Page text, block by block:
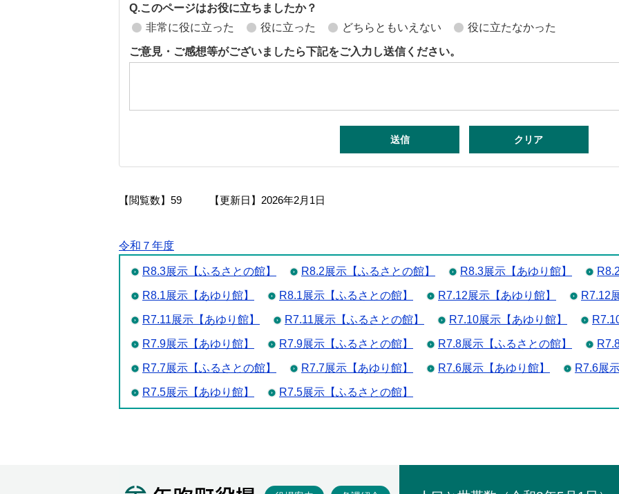
Q.このページはお役に立ちましたか？
非常に役に立った
役に立った どちらともいえない 役に立たなかった
ご意見・ご感想等がございましたら下記をご入力し送信ください。
【閲覧数】 59 【更新日】 2026年2月1日
令和７年度
R8.3展示【ふるさとの館】 R8.2展示【ふるさとの館】 R8.3展示【あゆり館】
R8.1展示【あゆり館】 R8.1展示【ふるさとの館】 R7.12展示【あゆり館】 R7.12
R7.11展示【あゆり館】 R7.11展示【ふるさとの館】 R7.10展示【あゆり館】
R7.9展示【あゆり館】 R7.9展示【ふるさとの館】 R7.8展示【ふるさとの館】
R7.7展示【ふるさとの館】 R7.7展示【あゆり館】 R7.6展示【あゆり館】 R7.6展
R7.5展示【あゆり館】 R7.5展示【ふるさとの館】